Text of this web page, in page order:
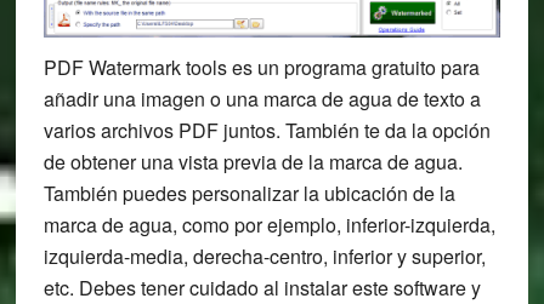
PDF Watermark tools es un programa gratuito para
añadir una imagen o una marca de agua de texto a
varios archivos PDF juntos. También te da la opción
de obtener una vista previa de la marca de agua.
También puedes personalizar la ubicación de la
marca de agua, como por ejemplo, inferior-izquierda,
izquierda-media, derecha-centro, inferior y superior,
etc. Debes tener cuidado al instalar este software y